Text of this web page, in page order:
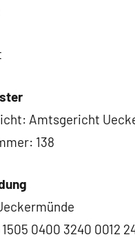
Amtsgericht
138
0400 3240 0012